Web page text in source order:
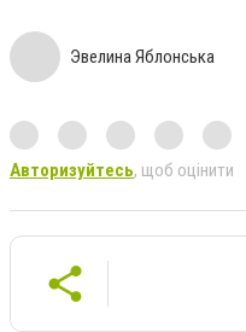
Эвелина Яблонська
Авторизуйтесь, щоб оцінити